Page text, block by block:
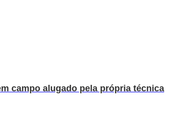
campo alugado pela própria técnica